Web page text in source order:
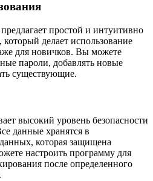
простой и интуитивно
делает использование
для новичков. Вы можете
пароли, добавлять новые
существующие.
высокий уровень безопасности
данные хранятся в
которая защищена
настроить программу для
после определенного